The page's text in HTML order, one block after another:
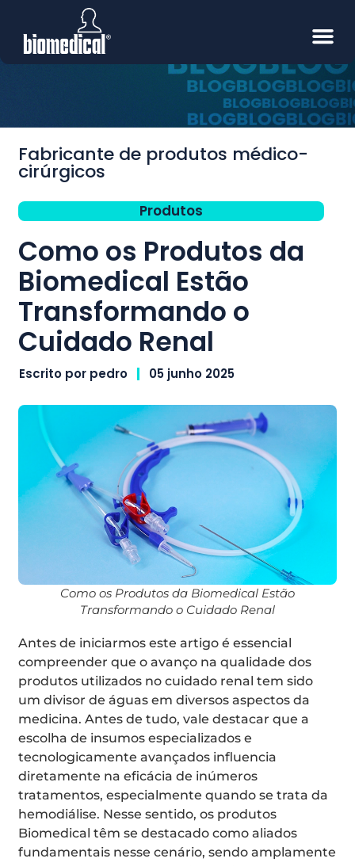
Fabricante de produtos médico-
cirúrgicos
Produtos
Como os Produtos da
Biomedical Estão
Transformando o
Cuidado Renal
Escrito por pedro 05 junho 2025
Como os Produtos da Biomedical Estão
Transformando o Cuidado Renal
Antes de iniciarmos este artigo é essencial
compreender que o avanço na qualidade dos
produtos utilizados no cuidado renal tem sido
um divisor de águas em diversos aspectos da
medicina. Antes de tudo, vale destacar que a
escolha de insumos especializados e
tecnologicamente avançados influencia
diretamente na eficácia de inúmeros
tratamentos, especialmente quando se trata da
hemodiálise. Nesse sentido, os produtos
Biomedical têm se destacado como aliados
fundamentais nesse cenário, sendo amplamente